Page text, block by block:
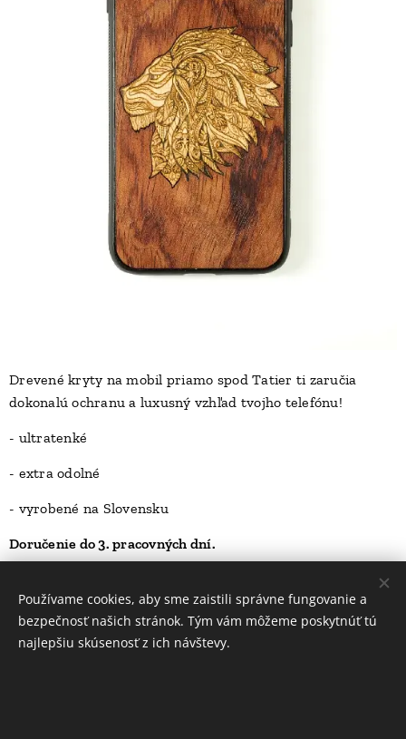
Drevené kryty na mobil priamo spod Tatier ti zaručia
dokonalú ochranu a luxusný vzhľad tvojho telefónu!
- ultratenké
- extra odolné
- vyrobené na Slovensku
Doručenie do 3. pracovných dní.
23,00Kč
Používame cookies, aby sme zaistili správne fungovanie a
bezpečnosť našich stránok. Tým vám môžeme poskytnúť tú
najlepšiu skúsenosť z ich návštevy.